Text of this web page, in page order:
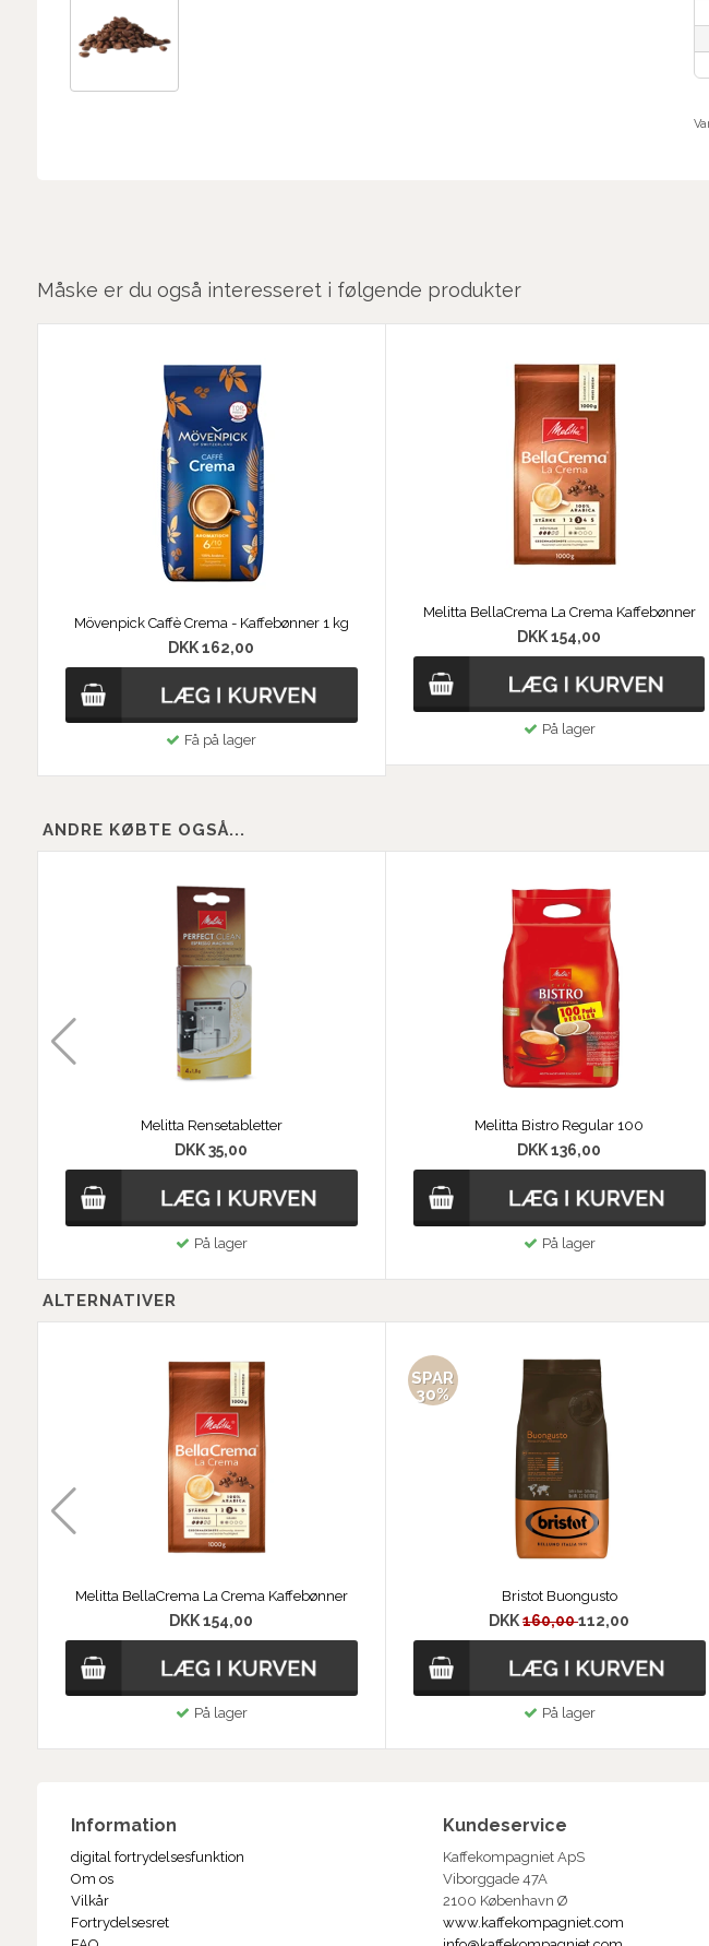
Måske er du også interesseret i følgende produkter
Mövenpick Caffè Crema - Kaffebønner 1 kg
DKK 162,00
Få på lager
Melitta BellaCrema La Crema Kaffebønner
DKK 154,00
På lager
ANDRE KØBTE OGSÅ...
Melitta Rensetabletter
DKK 35,00
På lager
Melitta Bistro Regular 100
DKK 136,00
På lager
ALTERNATIVER
Melitta BellaCrema La Crema Kaffebønner
DKK 154,00
På lager
SPAR
30%
Bristot Buongusto
DKK160,00112,00
På lager
Information
digital fortrydelsesfunktion
Om os
Vilkår
Fortrydelsesret
Kundeservice
Kaffekompagniet ApS
Viborggade 47A
2100 København Ø
www.kaffekompagniet.com